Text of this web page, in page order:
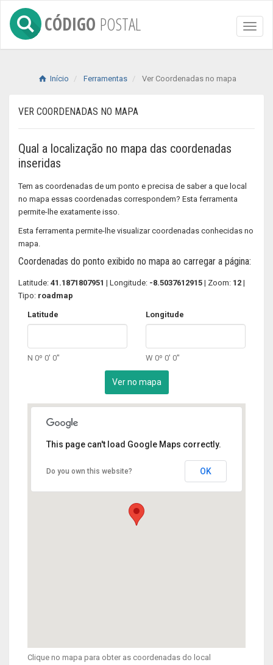
Toggle
CÓDIGO POSTAL
Início Ferramentas Ver Coordenadas no mapa
VER COORDENADAS NO MAPA
Qual a localização no mapa das coordenadas
inseridas
Tem as coordenadas de um ponto e precisa de saber a que local
no mapa essas coordenadas correspondem? Esta ferramenta
permite-lhe exatamente isso.
Esta ferramenta permite-lhe visualizar coordenadas conhecidas no
mapa.
Coordenadas do ponto exibido no mapa ao carregar a página:
Latitude: 41.1871807951 | Longitude: -8.5037612915 | Zoom: 12 |
Tipo: roadmap
Latitude
N 0º 0' 0''
Longitude
W 0º 0' 0''
This page can't load Google Maps correctly.
Do you own this website? OK
Clique no mapa para obter as coordenadas do local